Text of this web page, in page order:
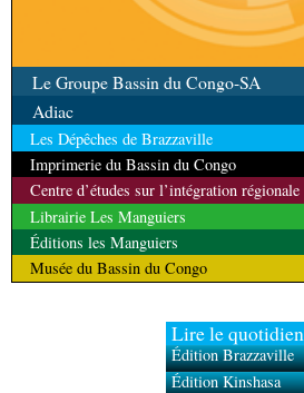
Le Groupe Bassin du Congo-SA
Adiac
Les Dépêches de Brazzaville
Imprimerie du Bassin du Congo
Centre d’études sur l’intégration régionale
Librairie Les Manguiers
Éditions les Manguiers
Musée du Bassin du Congo
Lire le quotidien
Édition Brazzaville
Édition Kinshasa